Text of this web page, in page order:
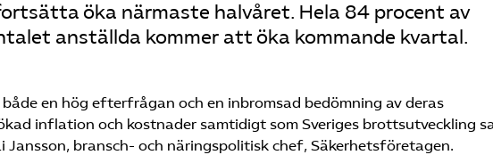
öka närmaste halvåret. Hela 84 procent av
anställda kommer att öka kommande kvartal.
en hög efterfrågan och en inbromsad bedömning av deras
inflation och kostnader samtidigt som Sveriges brottsutveckling
Jansson, bransch- och näringspolitisk chef, Säkerhetsföretagen.